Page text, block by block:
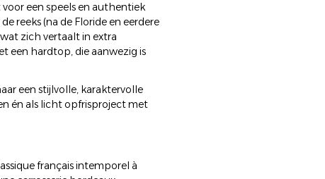
een speels en authentiek
reeks (na de Floride en eerdere
zich vertaalt in extra
een hardtop, die aanwezig is
een stijlvolle, karaktervolle
én als licht opfrisproject met
français intemporel à